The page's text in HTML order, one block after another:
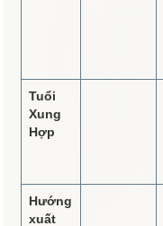
Tuổi
Xung
Hợp
Hướng
xuất